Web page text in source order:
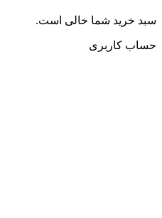
سبد خرید شما خالی است.
حساب کاربری